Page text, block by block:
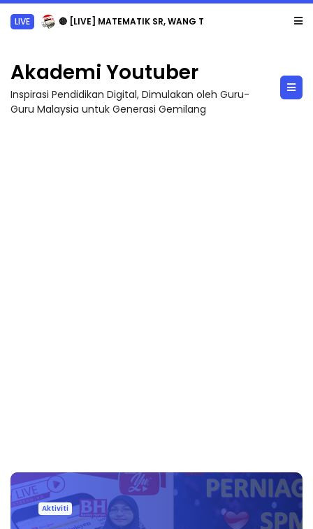
LIVE 🔴 [LIVE] MATEMATIK SR, WANG TAHUN 6 OLEH CIKGU ANITA #ALLINONE #141 #...
Akademi Youtuber
Inspirasi Pendidikan Digital, Dimulakan oleh Guru-
Guru Malaysia untuk Generasi Gemilang
Aktiviti